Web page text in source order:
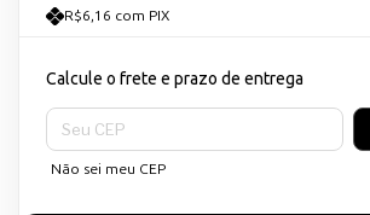
R$6,16 com PIX
Calcule o frete e prazo de entrega
Entregas para o CEP:
Não sei meu CEP